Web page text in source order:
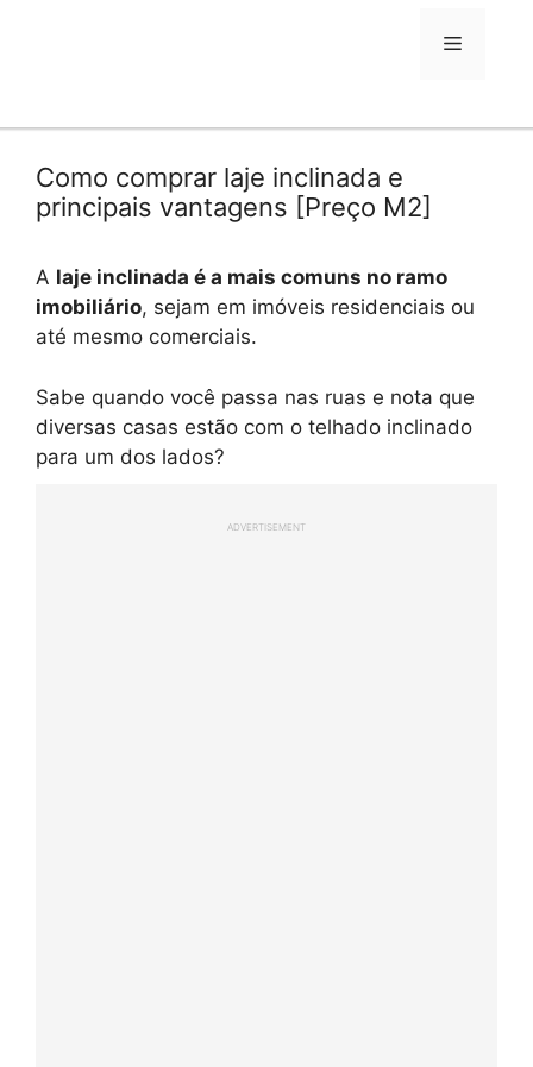
Menu
Como comprar laje inclinada e
principais vantagens [Preço M2]
A laje inclinada é a mais comuns no ramo
imobiliário, sejam em imóveis residenciais ou
até mesmo comerciais.
Sabe quando você passa nas ruas e nota que
diversas casas estão com o telhado inclinado
para um dos lados?
ADVERTISEMENT